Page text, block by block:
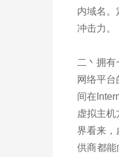
内域名
冲击力。
二丶拥有
网络平
间在
虚拟主
界看来，
供商都